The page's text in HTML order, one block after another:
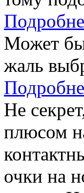
Может
жаль
Не
плюсом
очки на